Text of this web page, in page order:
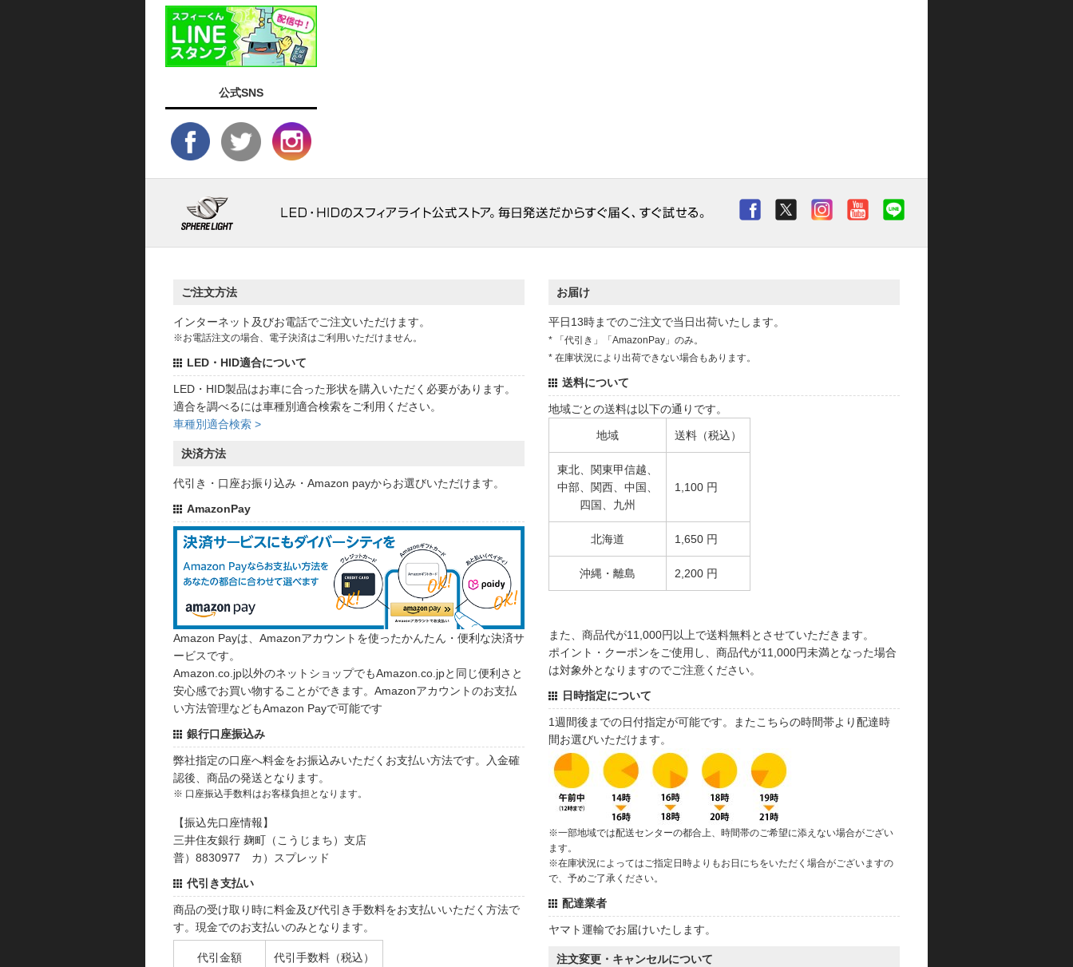
公式SNS
ご注文方法
インターネット及びお電話でご注文いただけます。
※お電話注文の場合、電子決済はご利用いただけません。
LED・HID適合について
LED・HID製品はお車に合った形状を購入いただく必要があります。
適合を調べるには車種別適合検索をご利用ください。
車種別適合検索 >
決済方法
代引き・口座お振り込み・Amazon payからお選びいただけます。
AmazonPay
Amazon Payは、Amazonアカウントを使ったかんたん・便利な決済サ
ービスです。
Amazon.co.jp以外のネットショップでもAmazon.co.jpと同じ便利さと
安心感でお買い物することができます。Amazonアカウントのお支払
い方法管理などもAmazon Payで可能です
銀行口座振込み
弊社指定の口座へ料金をお振込みいただくお支払い方法です。入金確
認後、商品の発送となります。
※ 口座振込手数料はお客様負担となります。
【振込先口座情報】
三井住友銀行 麹町（こうじまち）支店
普）8830977 カ）スプレッド
代引き支払い
商品の受け取り時に料金及び代引き手数料をお支払いいただく方法で
す。現金でのお支払いのみとなります。
代引金額 代引手数料（税込）
お届け
平日13時までのご注文で当日出荷いたします。
* 「代引き」「AmazonPay」のみ。
* 在庫状況により出荷できない場合もあります。
送料について
地域ごとの送料は以下の通りです。
地域 送料（税込）
東北、関東甲信越、
中部、関西、中国、
四国、九州
1,100 円
北海道 1,650 円
沖縄・離島 2,200 円
また、商品代が11,000円以上で送料無料とさせていただきます。
ポイント・クーポンをご使用し、商品代が11,000円未満となった場合
は対象外となりますのでご注意ください。
日時指定について
1週間後までの日付指定が可能です。またこちらの時間帯より配達時
間お選びいただけます。
※一部地域では配送センターの都合上、時間帯のご希望に添えない場合がござい
ます。
※在庫状況によってはご指定日時よりもお日にちをいただく場合がございますの
で、予めご了承ください。
配達業者
ヤマト運輸でお届けいたします。
注文変更・キャンセルについて